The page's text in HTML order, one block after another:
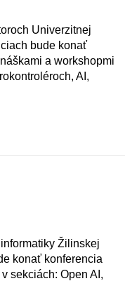
Univerzitnej
bude konať
a workshopmi
AI,
Žilinskej
konať konferencia
sekciách: Open AI,